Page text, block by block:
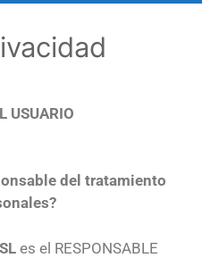
USUARIO
del tratamiento
es el RESPONSABLE